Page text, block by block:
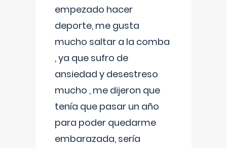
empezado hacer
deporte, me gusta
mucho saltar a la comba
, ya que sufro de
ansiedad y desestreso
mucho , me dijeron que
tenía que pasar un año
para poder quedarme
embarazada, sería